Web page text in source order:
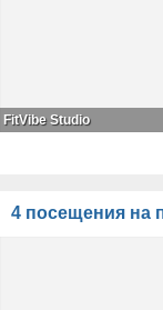
FitVibe Studio
4 посещения на